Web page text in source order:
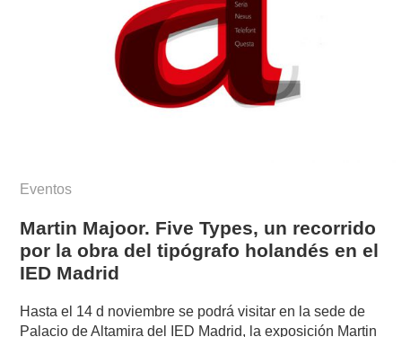
Eventos
Martin Majoor. Five Types, un recorrido
por la obra del tipógrafo holandés en el
IED Madrid
Hasta el 14 d noviembre se podrá visitar en la sede de
Palacio de Altamira del IED Madrid, la exposición Martin